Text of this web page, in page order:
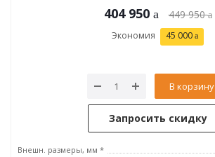
404 950 449 950
Экономия 45 000
В корзину
Запросить скидку
Внешн. размеры, мм *